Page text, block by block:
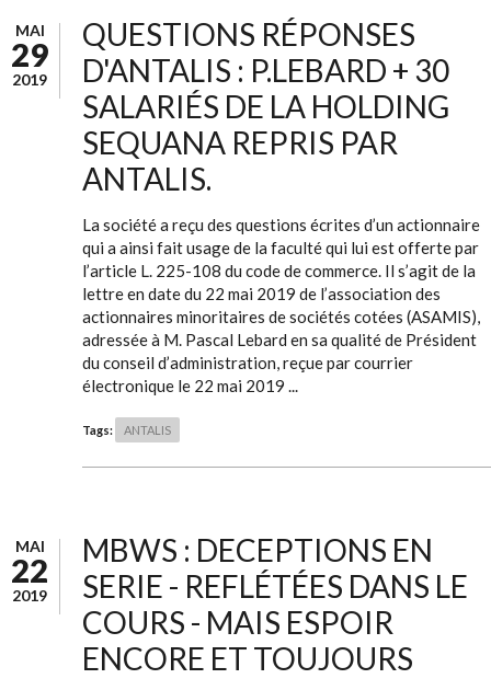
MAI
29
2019
QUESTIONS RÉPONSES
D'ANTALIS : P.LEBARD + 30
SALARIÉS DE LA HOLDING
SEQUANA REPRIS PAR
ANTALIS.
La société a reçu des questions écrites d’un actionnaire
qui a ainsi fait usage de la faculté qui lui est offerte par
l’article L. 225-108 du code de commerce. Il s’agit de la
lettre en date du 22 mai 2019 de l’association des
actionnaires minoritaires de sociétés cotées (ASAMIS),
adressée à M. Pascal Lebard en sa qualité de Président
du conseil d’administration, reçue par courrier
électronique le 22 mai 2019 ...
Tags: ANTALIS
MAI
22
2019
MBWS : DECEPTIONS EN
SERIE - REFLÉTÉES DANS LE
COURS - MAIS ESPOIR
ENCORE ET TOUJOURS